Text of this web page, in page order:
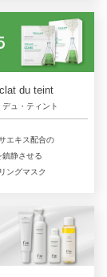
du teint
デュ・ティント
エキス配合の
鎮静させる
ングマスク